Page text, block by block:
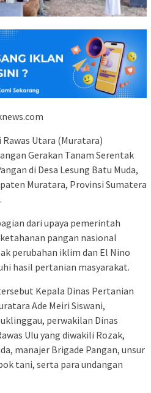
Utara (Muratara)
Gerakan Tanam Serentak
di Desa Lesung Batu Muda,
Muratara, Provinsi Sumatera
dari upaya pemerintah
pangan nasional
perubahan iklim dan El Nino
hasil pertanian masyarakat.
Kepala Dinas Pertanian
Ade Meiri Siswani,
perwakilan Dinas
Ulu yang diwakili Rozak,
manajer Brigade Pangan, unsur
tani, serta para undangan